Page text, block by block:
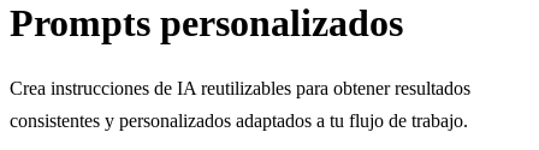
Prompts personalizados
Crea instrucciones de IA reutilizables para obtener resultados
consistentes y personalizados adaptados a tu flujo de trabajo.